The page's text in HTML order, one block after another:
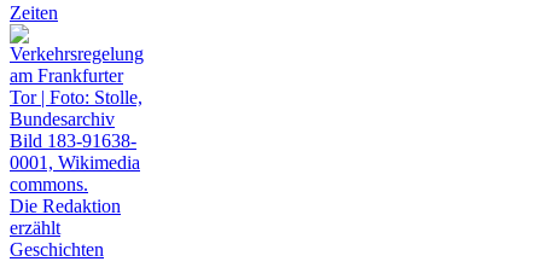
Zeiten
Die Redaktion
erzählt
Geschichten